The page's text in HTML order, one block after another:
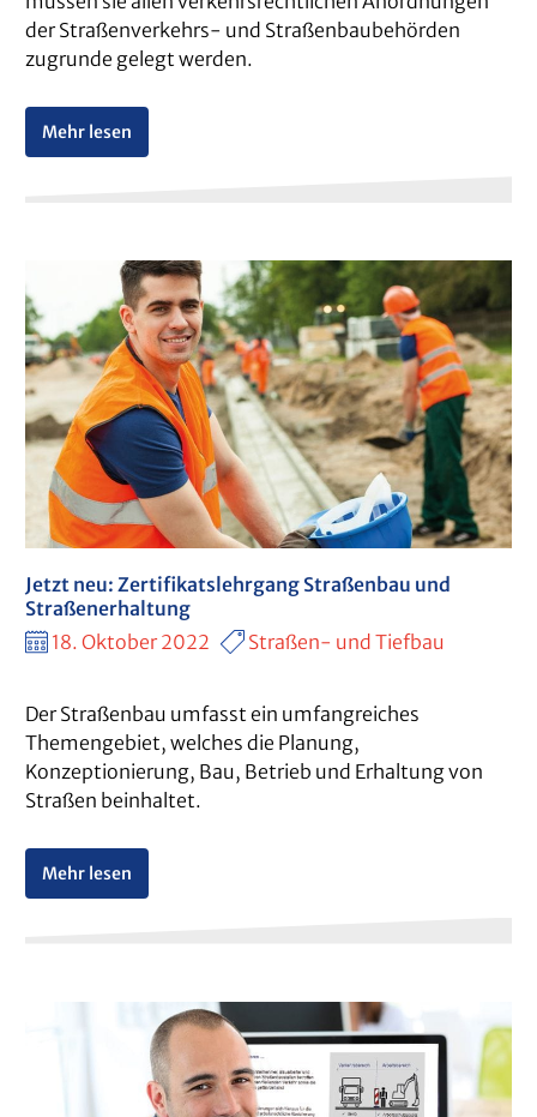
der Straßenverkehrs- und Straßenbaubehörden
zugrunde gelegt werden.
Mehr lesen
Jetzt neu: Zertifikatslehrgang Straßenbau und
Straßenerhaltung
18. Oktober 2022
Straßen- und Tiefbau
Der Straßenbau umfasst ein umfangreiches
Themengebiet, welches die Planung,
Konzeptionierung, Bau, Betrieb und Erhaltung von
Straßen beinhaltet.
Mehr lesen